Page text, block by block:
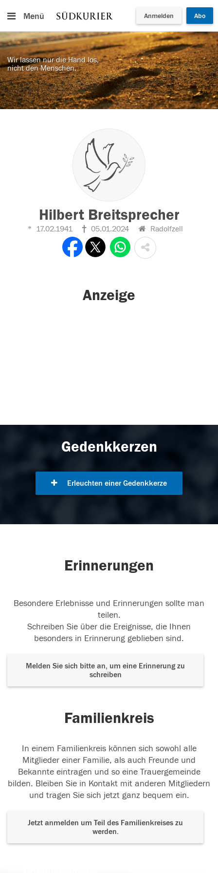
Menü Anmelden Abo
Wir lassen nur die Hand los,
nicht den Menschen.
Hilbert Breitsprecher
17.02.1941 05.01.2024 Radolfzell
Anzeige
Gedenkkerzen
Erleuchten einer Gedenkkerze
Erinnerungen
Besondere Erlebnisse und Erinnerungen sollte man
teilen.
Schreiben Sie über die Ereignisse, die Ihnen
besonders in Erinnerung geblieben sind.
Melden Sie sich bitte an, um eine Erinnerung zu
schreiben
Familienkreis
In einem Familienkreis können sich sowohl alle
Mitglieder einer Familie, als auch Freunde und
Bekannte eintragen und so eine Trauergemeinde
bilden. Bleiben Sie in Kontakt mit anderen Mitgliedern
und tragen Sie sich jetzt ganz bequem ein.
Jetzt anmelden um Teil des Familienkreises zu
werden.